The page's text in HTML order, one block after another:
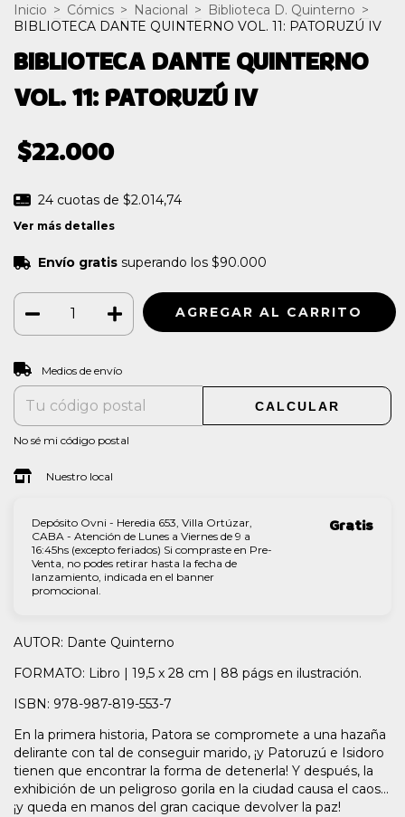
Inicio > Cómics > Nacional > Biblioteca D. Quinterno >
BIBLIOTECA DANTE QUINTERNO VOL. 11: PATORUZÚ IV
BIBLIOTECA DANTE QUINTERNO
VOL. 11: PATORUZÚ IV
$22.000
24 cuotas de $2.014,74
Ver más detalles
Envío gratis superando los $90.000
Entregas para el CP:
Medios de envío
CALCULAR
No sé mi código postal
Nuestro local
Depósito Ovni - Heredia 653, Villa Ortúzar,
CABA - Atención de Lunes a Viernes de 9 a
16:45hs (excepto feriados) Si compraste en Pre-
Venta, no podes retirar hasta la fecha de
lanzamiento, indicada en el banner
promocional.
Gratis
AUTOR: Dante Quinterno
FORMATO: Libro | 19,5 x 28 cm | 88 págs en ilustración.
ISBN: 978-987-819-553-7
En la primera historia, Patora se compromete a una hazaña
delirante con tal de conseguir marido, ¡y Patoruzú e Isidoro
tienen que encontrar la forma de detenerla! Y después, la
exhibición de un peligroso gorila en la ciudad causa el caos...
¡y queda en manos del gran cacique devolver la paz!